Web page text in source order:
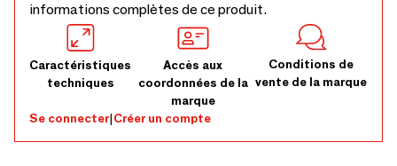
informations complètes de ce produit.
Caractéristiques
techniques
Accès aux
coordonnées de la
marque
Conditions de
vente de la marque
Se connecter|Créer un compte